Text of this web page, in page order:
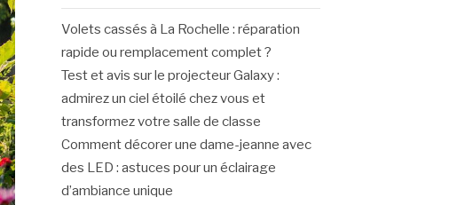
Volets cassés à La Rochelle : réparation
rapide ou remplacement complet ?
Test et avis sur le projecteur Galaxy :
admirez un ciel étoilé chez vous et
transformez votre salle de classe
Comment décorer une dame-jeanne avec
des LED : astuces pour un éclairage
d’ambiance unique